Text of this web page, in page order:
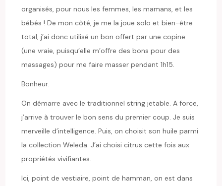
organisés, pour nous les femmes, les mamans, et les
bébés ! De mon côté, je me la joue solo et bien-être
total, j’ai donc utilisé un bon offert par une copine
(une vraie, puisqu’elle m’offre des bons pour des
massages) pour me faire masser pendant 1h15.
Bonheur.
On démarre avec le traditionnel string jetable. A force,
j’arrive à trouver le bon sens du premier coup. Je suis
merveille d’intelligence. Puis, on choisit son huile parmi
la collection Weleda. J’ai choisi citrus cette fois aux
propriétés vivifiantes.
Ici, point de vestiaire, point de hamman, on est dans